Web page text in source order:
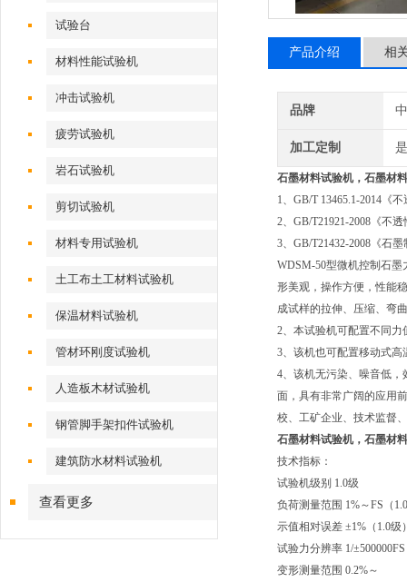
试验台
材料性能试验机
冲击试验机
疲劳试验机
岩石试验机
剪切试验机
材料专用试验机
土工布土工材料试验机
保温材料试验机
管材环刚度试验机
人造板木材试验机
钢管脚手架扣件试验机
建筑防水材料试验机
查看更多
产品介绍 相
品牌
加工定制 是
石墨材料试验机，石墨材
1、GB/T 13465.1-2014《
2、GB/T21921-2008《不
3、GB/T21432-2008《石
WDSM-50型微机控制石
形美观，操作方便，性能
成试样的拉伸、压缩、弯
2、本试验机可配置不同
3、该机也可配置移动式
4、该机无污染、噪音低
面，具有非常广阔的应用
校、工矿企业、技术监督
石墨材料试验机，石墨材
技术指标：
试验机级别 1.0级
负荷测量范围 1%～FS（
示值相对误差 ±1%（1.0级
试验力分辨率 1/
变形测量范围 0.2%～